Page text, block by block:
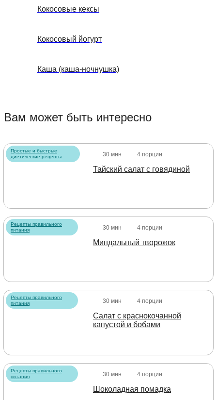
Кокосовые кексы
Кокосовый йогурт
Каша (каша-ночнушка)
Вам может быть интересно
Простые и быстрые
диетические рецепты
30 мин 4 порции
Тайский салат с говядиной
Рецепты правильного
питания
30 мин 4 порции
Миндальный творожок
Рецепты правильного
питания
30 мин 4 порции
Салат с краснокочанной
капустой и бобами
Рецепты правильного
питания
30 мин 4 порции
Шоколадная помадка